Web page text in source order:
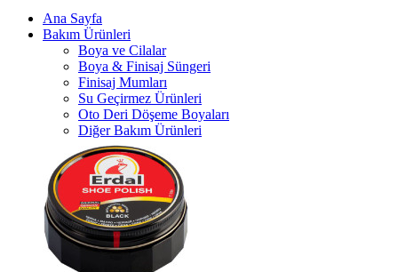
Ana Sayfa
Bakım Ürünleri
Boya ve Cilalar
Boya & Finisaj Süngeri
Finisaj Mumları
Su Geçirmez Ürünleri
Oto Deri Döşeme Boyaları
Diğer Bakım Ürünleri